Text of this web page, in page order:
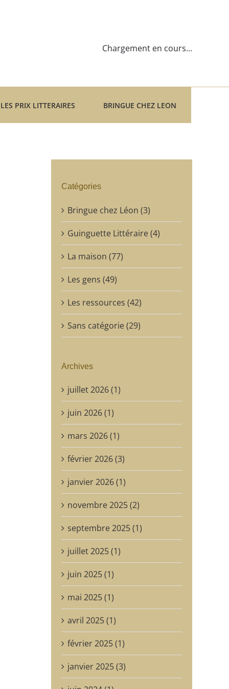
Chargement en cours...
LES PRIX LITTERAIRES BRINGUE CHEZ LEON
Catégories
Bringue chez Léon (3)
Guinguette Littéraire (4)
La maison (77)
Les gens (49)
Les ressources (42)
Sans catégorie (29)
Archives
juillet 2026 (1)
juin 2026 (1)
mars 2026 (1)
février 2026 (3)
janvier 2026 (1)
novembre 2025 (2)
septembre 2025 (1)
juillet 2025 (1)
juin 2025 (1)
mai 2025 (1)
avril 2025 (1)
février 2025 (1)
janvier 2025 (3)